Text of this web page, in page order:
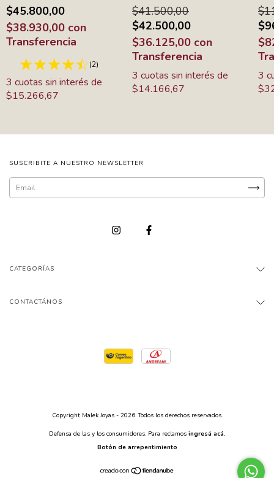
$45.800,00
$38.930,00 con
Transferencia
(2)
3 cuotas sin interés de
$15.266,67
$41.500,00
$42.500,00
$36.125,00 con
Transferencia
3 cuotas sin interés de
$14.166,67
3
SUSCRIBITE A NUESTRO NEWSLETTER
CATEGORÍAS
CONTACTÁNOS
Copyright Malek Joyas - 2026. Todos los derechos reservados.
Defensa de las y los consumidores. Para reclamos ingresá acá.
Botón de arrepentimiento